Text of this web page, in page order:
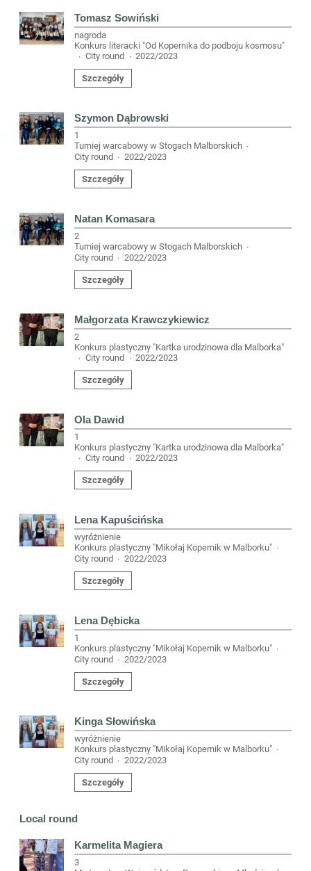
Tomasz Sowiński
nagroda
Konkurs literacki "Od Kopernika do podboju kosmosu"
· City round · 2022/2023
Szczegóły
Szymon Dąbrowski
1
Turniej warcabowy w Stogach Malborskich ·
City round · 2022/2023
Szczegóły
Natan Komasara
2
Turniej warcabowy w Stogach Malborskich ·
City round · 2022/2023
Szczegóły
Małgorzata Krawczykiewicz
2
Konkurs plastyczny "Kartka urodzinowa dla Malborka"
· City round · 2022/2023
Szczegóły
Ola Dawid
1
Konkurs plastyczny "Kartka urodzinowa dla Malborka"
· City round · 2022/2023
Szczegóły
Lena Kapuścińska
wyróżnienie
Konkurs plastyczny "Mikołaj Kopernik w Malborku" ·
City round · 2022/2023
Szczegóły
Lena Dębicka
1
Konkurs plastyczny "Mikołaj Kopernik w Malborku" ·
City round · 2022/2023
Szczegóły
Kinga Słowińska
wyróżnienie
Konkurs plastyczny "Mikołaj Kopernik w Malborku" ·
City round · 2022/2023
Szczegóły
Local round
Karmelita Magiera
3